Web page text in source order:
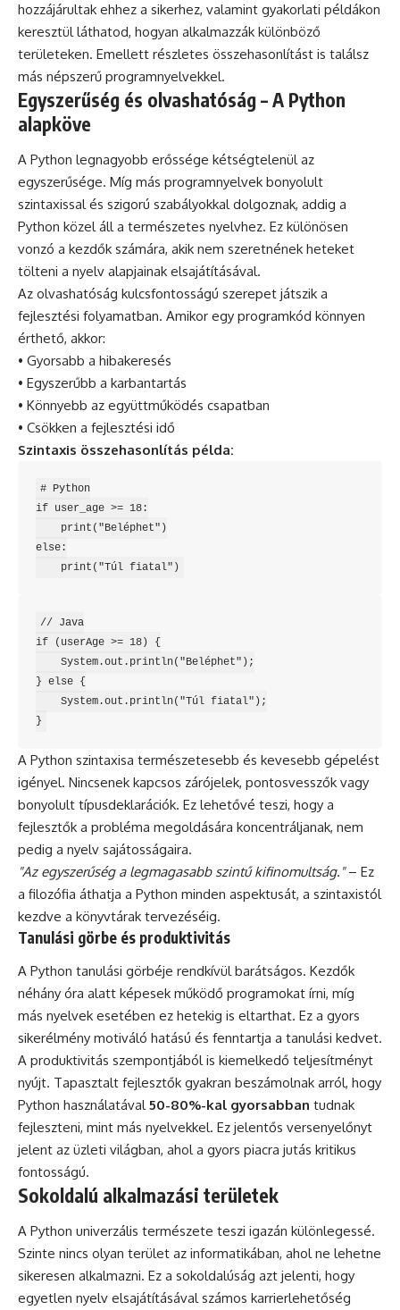
hozzájárultak ehhez a sikerhez, valamint gyakorlati példákon
keresztül láthatod, hogyan alkalmazzák különböző
területeken. Emellett részletes összehasonlítást is találsz
más népszerű programnyelvekkel.
Egyszerűség és olvashatóság – A Python
alapköve
A Python legnagyobb erőssége kétségtelenül az
egyszerűsége. Míg más programnyelvek bonyolult
szintaxissal és szigorú szabályokkal dolgoznak, addig a
Python közel áll a természetes nyelvhez. Ez különösen
vonzó a kezdők számára, akik nem szeretnének heteket
tölteni a nyelv alapjainak elsajátításával.
Az olvashatóság kulcsfontosságú szerepet játszik a
fejlesztési folyamatban. Amikor egy programkód könnyen
érthető, akkor:
• Gyorsabb a hibakeresés
• Egyszerűbb a karbantartás
• Könnyebb az együttműködés csapatban
• Csökken a fejlesztési idő
Szintaxis összehasonlítás példa:
# Python
if user_age >= 18:
else:
// Java
if (userAge >= 18) {
} else {
A Python szintaxisa természetesebb és kevesebb gépelést
igényel. Nincsenek kapcsos zárójelek, pontosvesszők vagy
bonyolult típusdeklarációk. Ez lehetővé teszi, hogy a
fejlesztők a probléma megoldására koncentráljanak, nem
pedig a nyelv sajátosságaira.
"Az egyszerűség a legmagasabb szintű kifinomultság."– Ez
a filozófia áthatja a Python minden aspektusát, a szintaxistól
kezdve a könyvtárak tervezéséig.
Tanulási görbe és produktivitás
A Python tanulási görbéje rendkívül barátságos. Kezdők
néhány óra alatt képesek működő programokat írni, míg
más nyelvek esetében ez hetekig is eltarthat. Ez a gyors
sikerélmény motiváló hatású és fenntartja a tanulási kedvet.
A produktivitás szempontjából is kiemelkedő teljesítményt
nyújt. Tapasztalt fejlesztők gyakran beszámolnak arról, hogy
Python használatával50-80%-kal gyorsabban tudnak
fejleszteni, mint más nyelvekkel. Ez jelentős versenyelőnyt
jelent az üzleti világban, ahol a gyors piacra jutás kritikus
fontosságú.
Sokoldalú alkalmazási területek
A Python univerzális természete teszi igazán különlegessé.
Szinte nincs olyan terület az informatikában, ahol ne lehetne
sikeresen alkalmazni. Ez a sokoldalúság azt jelenti, hogy
egyetlen nyelv elsajátításával számos karrierlehetőség